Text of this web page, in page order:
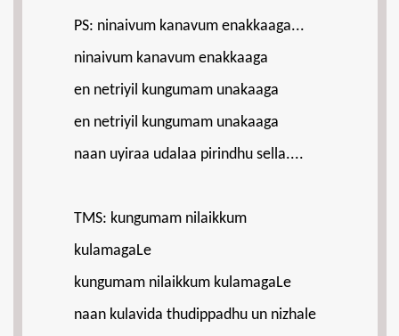
PS: ninaivum kanavum enakkaaga...
ninaivum kanavum enakkaaga
en netriyil kungumam unakaaga
en netriyil kungumam unakaaga
naan uyiraa udalaa pirindhu sella....
TMS: kungumam nilaikkum
kulamagaLe
kungumam nilaikkum kulamagaLe
naan kulavida thudippadhu un nizhale